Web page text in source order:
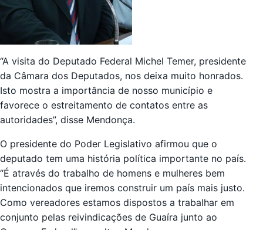
“A visita do Deputado Federal Michel Temer, presidente
da Câmara dos Deputados, nos deixa muito honrados.
Isto mostra a importância de nosso município e
favorece o estreitamento de contatos entre as
autoridades”, disse Mendonça.
O presidente do Poder Legislativo afirmou que o
deputado tem uma história política importante no país.
“É através do trabalho de homens e mulheres bem
intencionados que iremos construir um país mais justo.
Como vereadores estamos dispostos a trabalhar em
conjunto pelas reivindicações de Guaíra junto ao